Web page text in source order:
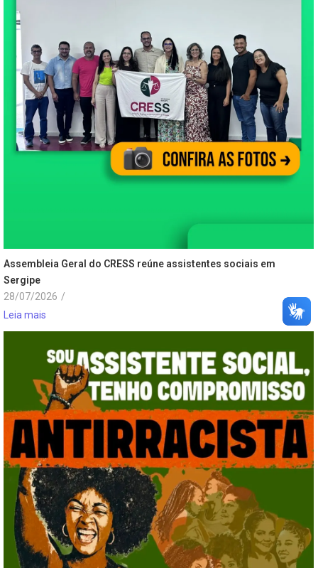
Assembleia Geral do CRESS reúne assistentes sociais em
Sergipe
28/07/2026 /
Leia mais